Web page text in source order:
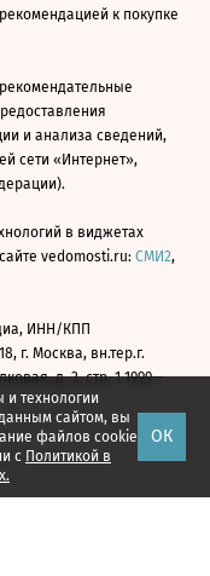
технологии
сайтом, вы
файлов cookie
с Политикой в
ОК
к покупке
и анализа сведений,
сети «Интернет»,
в виджетах
vedomosti.ru: СМИ2,
ИНН/КПП
г. Москва, вн.тер.г.
д. 3, стр. 1 1999—